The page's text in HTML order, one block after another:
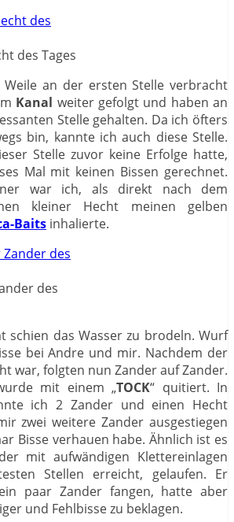
des Tages
an der ersten Stelle verbracht
Kanal weiter gefolgt und haben an
Stelle gehalten. Da ich öfters
bin, kannte ich auch diese Stelle.
Stelle zuvor keine Erfolge hatte,
Mal mit keinen Bissen gerechnet.
war ich, als direkt nach dem
kleiner Hecht meinen gelben
Baits inhalierte.
des
schien das Wasser zu brodeln. Wurf
bei Andre und mir. Nachdem der
war, folgten nun Zander auf Zander.
mit einem „TOCK“ quitiert. In
ich 2 Zander und einen Hecht
zwei weitere Zander ausgestiegen
Bisse verhauen habe. Ähnlich ist es
mit aufwändigen Klettereinlagen
Stellen erreicht, gelaufen. Er
paar Zander fangen, hatte aber
und Fehlbisse zu beklagen.